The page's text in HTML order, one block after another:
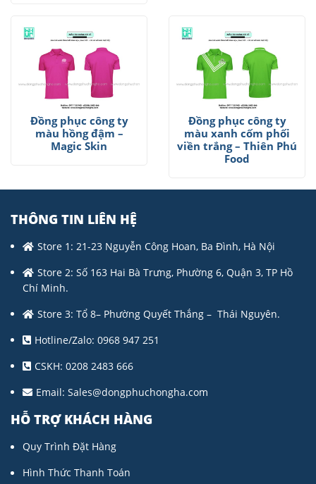
Đồng phục công ty
màu hồng đậm –
Magic Skin
Đồng phục công ty
màu xanh cốm phối
viền trắng – Thiên Phú
Food
THÔNG TIN LIÊN HỆ
Store 1: 21-23 Nguyễn Công Hoan, Ba Đình, Hà Nội
Store 2: Số 163 Hai Bà Trưng, Phường 6, Quận 3, TP Hồ
Chí Minh.
Store 3: Tổ 8– Phường Quyết Thắng – Thái Nguyên.
Hotline/Zalo: 0968 947 251
CSKH: 0208 2483 666
Email: Sales@dongphuchongha.com
HỖ TRỢ KHÁCH HÀNG
Quy Trình Đặt Hàng
Hình Thức Thanh Toán